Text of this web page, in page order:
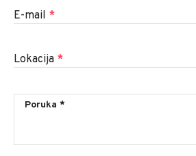
E-mail *
Lokacija *